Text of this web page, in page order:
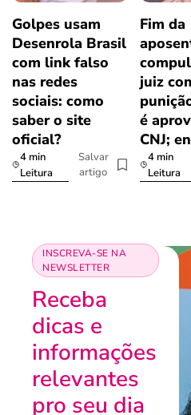
Golpes usam
Desenrola Brasil
com link falso
nas redes
sociais: como
saber o site
oficial?
4 min
Leitura
Salvar
artigo
Fim da
juiz
é
CNJ;
4 min
Leitura
INSCREVA-SE NA
NEWSLETTER
Receba
dicas e
informações
relevantes
pro seu dia